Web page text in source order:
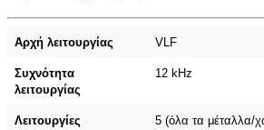
Αρχή λειτουργίας VLF
Συχνότητα
λειτουργίας
12 kHz
Λειτουργίες
5 (όλα τα μέταλλα/